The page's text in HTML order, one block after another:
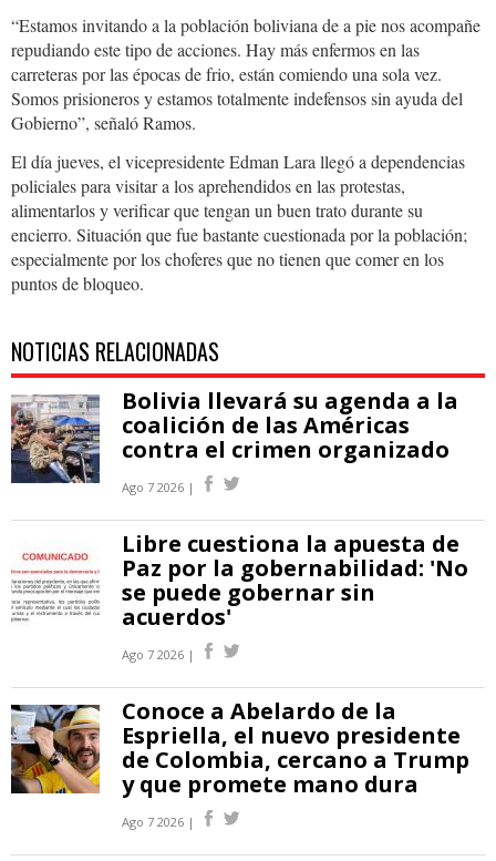
“Estamos invitando a la población boliviana de a pie nos acompañe
repudiando este tipo de acciones. Hay más enfermos en las
carreteras por las épocas de frio, están comiendo una sola vez.
Somos prisioneros y estamos totalmente indefensos sin ayuda del
Gobierno”, señaló Ramos.
El día jueves, el vicepresidente Edman Lara llegó a dependencias
policiales para visitar a los aprehendidos en las protestas,
alimentarlos y verificar que tengan un buen trato durante su
encierro. Situación que fue bastante cuestionada por la población;
especialmente por los choferes que no tienen que comer en los
puntos de bloqueo.
NOTICIAS RELACIONADAS
Bolivia llevará su agenda a la
coalición de las Américas
contra el crimen organizado
Ago 7 2026 |
Libre cuestiona la apuesta de
Paz por la gobernabilidad: 'No
se puede gobernar sin
acuerdos'
Ago 7 2026 |
Conoce a Abelardo de la
Espriella, el nuevo presidente
de Colombia, cercano a Trump
y que promete mano dura
Ago 7 2026 |